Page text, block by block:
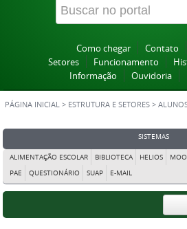
Como chegar Contato
Setores
Funcionamento
Informação
Ouvidoria
PÁGINA INICIAL > ESTRUTURA E SETORES >
SISTEMAS
ALIMENTAÇÃO ESCOLAR BIBLIOTECA HELIOS
PAE
QUESTIONÁRIO SUAP E-MAIL